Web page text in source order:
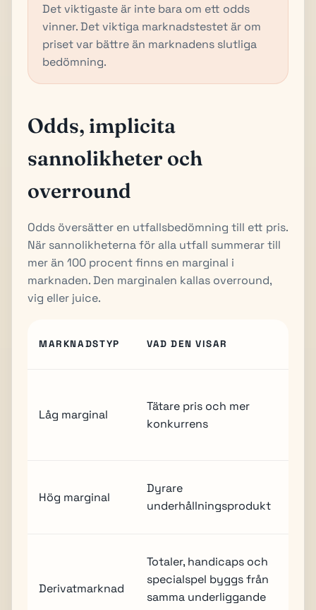
Det viktigaste är inte bara om ett odds
vinner. Det viktiga marknadstestet är om
priset var bättre än marknadens slutliga
bedömning.
Odds, implicita
sannolikheter och
overround
Odds översätter en utfallsbedömning till ett pris.
När sannolikheterna för alla utfall summerar till
mer än 100 procent finns en marginal i
marknaden. Den marginalen kallas overround,
vig eller juice.
MARKNADSTYP VAD DEN VISAR
Låg marginal
Tätare pris och mer
konkurrens
Hög marginal
Dyrare
underhållningsprodukt
Derivatmarknad
Totaler, handicaps och
specialspel byggs från
samma underliggande